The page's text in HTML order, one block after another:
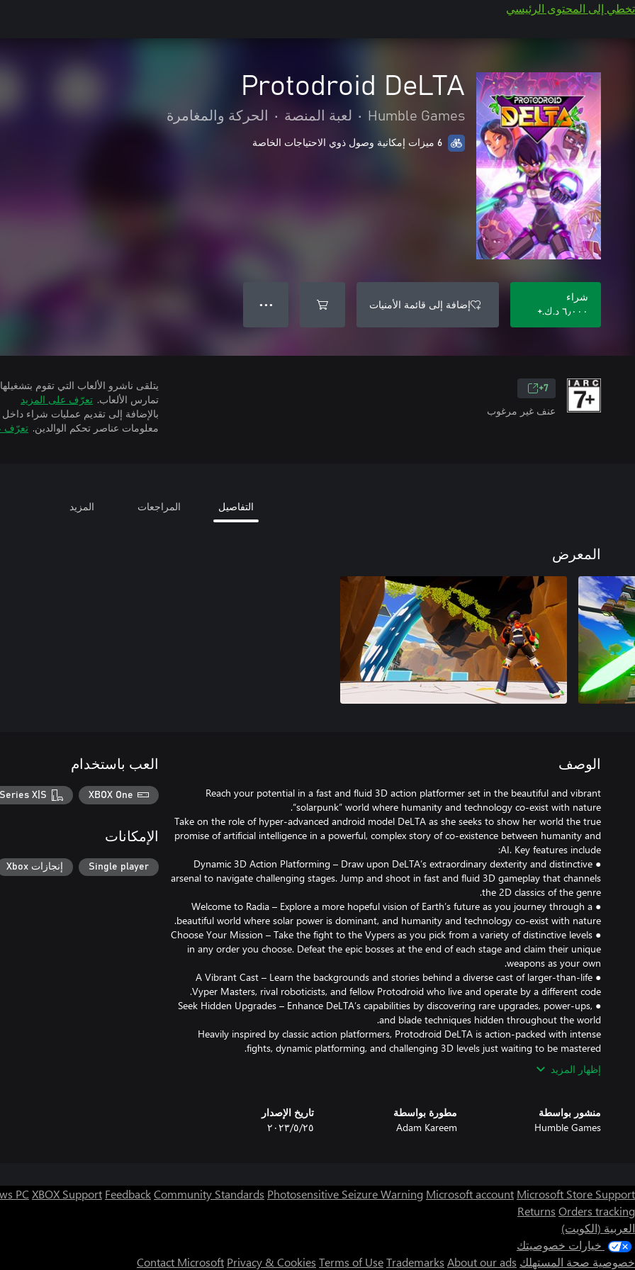
تخطي إلى المحتوى الرئيسي
Protodroid DeLTA
Humble Games
• لعبة المنصة • الحركة والمغامرة
6 ميزات إمكانية وصول ذوي الاحتياجات الخاصة
شراء
٦٫٠٠٠ د.ك.‏+
إضافة إلى قائمة الأمنيات ● ● ●
7+
عنف غير مرغوب
تمارس الألعاب. تعرّف على المزيد
بالإضافة إلى تقديم عمليات شراء داخل
معلومات عناصر تحكم الوالدين. تعرّف
التفاصيل المراجعات المزيد
المعرض
الوصف
Reach your potential in a fast and fluid 3D action platformer set in the beautiful and vibrant
Take on the role of hyper-advanced android model DeLTA as she seeks to show her world the true
promise of artificial intelligence in a powerful, complex story of co-existence between humanity and
● Dynamic 3D Action Platforming – Draw upon DeLTA’s extraordinary dexterity and distinctive
arsenal to navigate challenging stages. Jump and shoot in fast and fluid 3D gameplay that channels
● Welcome to Radia – Explore a more hopeful vision of Earth’s future as you journey through a
● Choose Your Mission – Take the fight to the Vypers as you pick from a variety of distinctive levels
in any order you choose. Defeat the epic bosses at the end of each stage and claim their unique
● A Vibrant Cast – Learn the backgrounds and stories behind a diverse cast of larger-than-life
● Seek Hidden Upgrades – Enhance DeLTA’s capabilities by discovering rare upgrades, power-ups,
Heavily inspired by classic action platformers, Protodroid DeLTA is action-packed with intense
fights, dynamic platforming, and challenging 3D levels just waiting to be mastered.
إظهار المزيد
منشور بواسطة
Humble Games
مطورة بواسطة
Adam Kareem
تاريخ الإصدار
٢٥‏/٥‏/٢٠٢٣
العب باستخدام
XBOX One
X|S
الإمكانات
Single player إنجازات Xbox
PC XBOX Support FeedbackCommunity Standards Photosensitive Seizure Warning Microsoft account Microsoft Store Support
Returns Orders tracking
العربية (الكويت)
خيارات خصوصيتك
خصوصية صحة المستهلك
Contact Microsoft Privacy & Cookies Terms of UseTrademarks About our ads